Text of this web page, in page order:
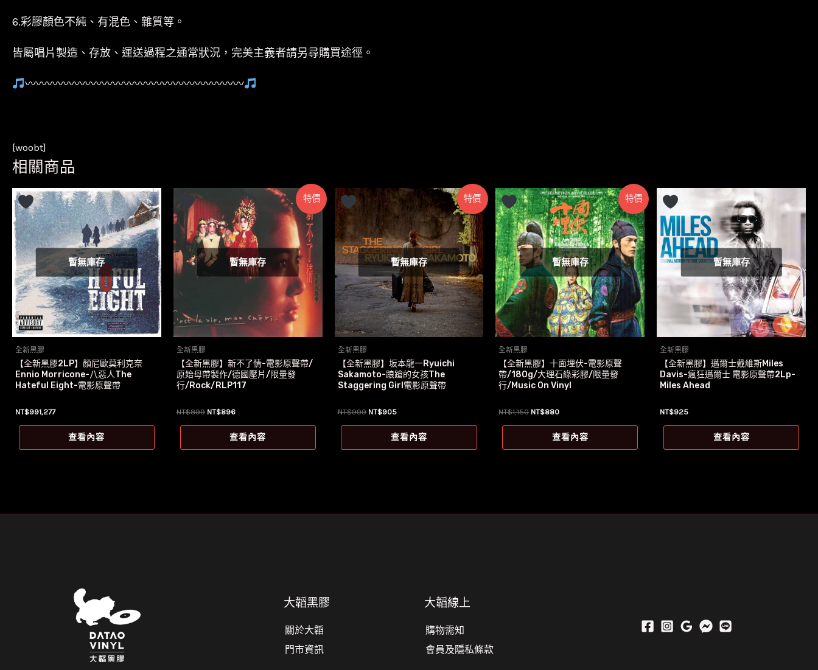
6.彩膠顏色不純、有混色、雜質等。
皆屬唱片製造、存放、運送過程之通常狀況，完美主義者請另尋購買途徑。
〰〰〰〰〰〰〰〰〰〰〰〰〰〰〰〰〰〰〰〰
[woobt]
相關商品
暫無庫存
全新黑膠
【全新黑膠2LP】顏尼歐莫利克奈
Ennio Morricone-八惡人The
Hateful Eight-電影原聲帶
NT$991,277
查看內容
特價
暫無庫存
全新黑膠
【全新黑膠】新不了情-電影原聲帶/
原始母帶製作/德國壓片/限量發
行/Rock/RLP117
NT$899 原
NT$899。
NT$896目
價
格：
NT$896。
查看內容
特價
暫無庫存
全新黑膠
【全新黑膠】坂本龍一Ryuichi
Sakamoto-踉蹌的女孩The
Staggering Girl電影原聲帶
NT$999 原
NT$999。
NT$905目
價
格：
NT$905。
查看內容
特價
暫無庫存
全新黑膠
【全新黑膠】十面埋伏-電影原聲
帶/180g/大理石綠彩膠/限量發
行/Music On Vinyl
NT$1,150 原
NT$1,150。
NT$880目
價
格：
NT$880。
查看內容
暫無庫存
全新黑膠
【全新黑膠】邁爾士戴維斯Miles
Davis-瘋狂邁爾士 電影原聲帶2Lp-
Miles Ahead
NT$925
查看內容
大韜黑膠
關於大韜
門市資訊
大韜線上
購物需知
會員及隱私條款